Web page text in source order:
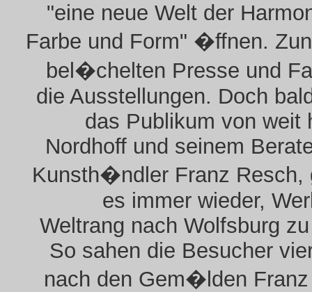
"eine neue Welt der
Farbe und Form" �ffnen.
bel�chelten Presse und
die Ausstellungen. Doch
das Publikum von weit
Nordhoff und seinem
Kunsth�ndler Franz Resch,
es immer wieder,
Weltrang nach Wolfsburg
So sahen die Besucher
nach den Gem�lden